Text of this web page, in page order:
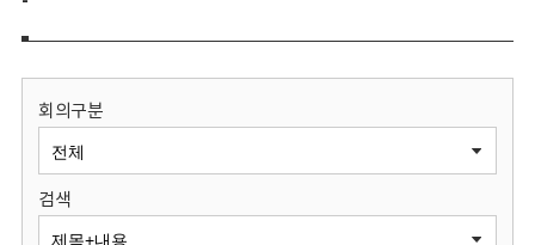
보
원
회의구분
검색